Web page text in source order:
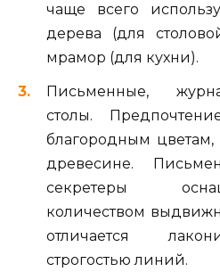
чаще всего
дерева (для
мрамор (для кухни).
Письменные,
столы.
благородным цветам,
древесине.
секретеры
количеством
отличается
строгостью линий.